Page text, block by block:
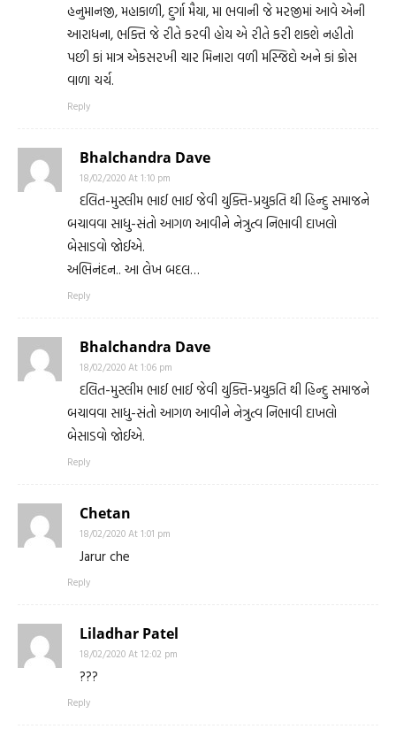
હનુમાનજી, મહાકાળી, દુર્ગા મૈયા, મા ભવાની જે મરજીમાં આવે એની
આરાધના, ભક્તિ જે રીતે કરવી હોય એ રીતે કરી શકશે નહીતો
પછી કાં માત્ર એકસરખી ચાર મિનારા વળી મસ્જિદો અને કાં ક્રોસ
વાળા ચર્ચ.
Reply
Bhalchandra Dave
18/02/2020 At 1:10 pm
દલિત-મુસ્લીમ ભાઈ ભાઈ જેવી યુક્તિ-પ્રયુકતિ થી હિન્દુ સમાજને
બચાવવા સાધુ-સંતો આગળ આવીને નેત્રુત્વ નિભાવી દાખલો
બેસાડવો જોઈએ.
અભિનંદન.. આ લેખ બદલ…
Reply
Bhalchandra Dave
18/02/2020 At 1:06 pm
દલિત-મુસ્લીમ ભાઈ ભાઈ જેવી યુક્તિ-પ્રયુકતિ થી હિન્દુ સમાજને
બચાવવા સાધુ-સંતો આગળ આવીને નેત્રુત્વ નિભાવી દાખલો
બેસાડવો જોઈએ.
Reply
Chetan
18/02/2020 At 1:01 pm
Jarur che
Reply
Liladhar Patel
18/02/2020 At 12:02 pm
???
Reply